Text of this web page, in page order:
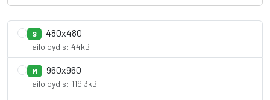
S 480x480
Failo dydis: 44kB
M 960x960
Failo dydis: 119.3kB